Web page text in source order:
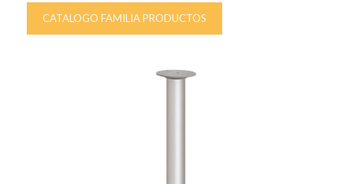
CATALOGO FAMILIA PRODUCTOS